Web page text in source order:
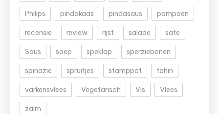
Philips pindakaas pindasaus pompoen
recensie review rijst salade sate
Saus soep speklap sperziebonen
spinazie spruitjes stamppot tahin
varkensvlees Vegetarisch Vis Vlees
zalm